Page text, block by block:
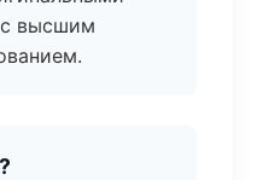
с высшим